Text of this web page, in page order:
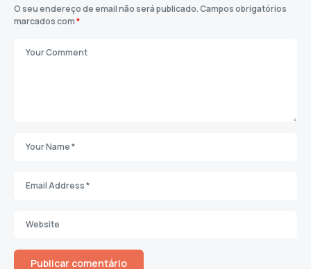
O seu endereço de email não será publicado.Campos obrigatórios
marcados com*